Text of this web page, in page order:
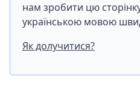
нам зробити цю
українською мовою
Як долучитися?